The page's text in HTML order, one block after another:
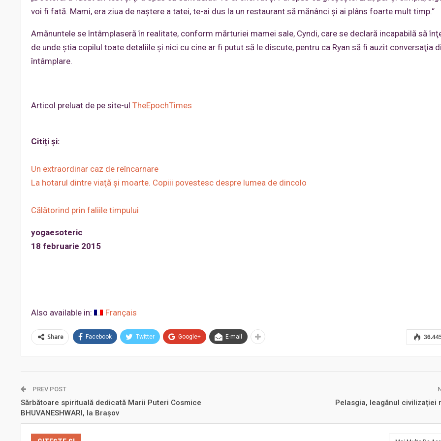
voi fi fată. Mami, era ziua de naştere a tatei, te-ai dus la un restaurant să mănânci şi ai plâns foarte mult timp.“
Amănuntele se întâmplaseră în realitate, conform mărturiei mamei sale, Cyndi, care se declară incapabilă să
de unde ştia copilul toate detaliile şi nici cu cine ar fi putut să le discute, pentru ca Ryan să fi auzit conversaţia
întâmplare.
Articol preluat de pe site-ul TheEpochTimes
Citiți și:
Un extraordinar caz de reîncarnare
La hotarul dintre viaţă şi moarte. Copiii povestesc despre lumea de dincolo
Călătorind prin faliile timpului
yogaesoteric
18 februarie 2015
Also available in: Français
Share Facebook Twitter Google+ E-mail
PREV POST
Sărbătoare spirituală dedicată Marii Puteri Cosmice
BHUVANESHWARI, la Brașov
Pelasgia, leagănul civilizației